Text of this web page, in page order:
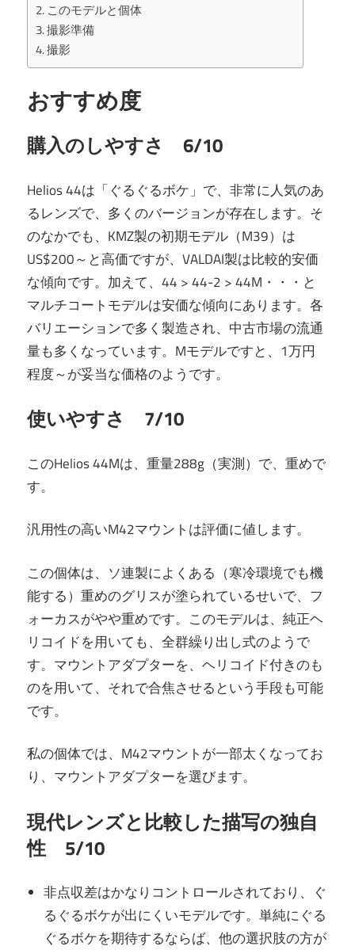
このモデルと個体
撮影準備
撮影
おすすめ度
購入のしやすさ 6/10
Helios 44は「ぐるぐるボケ」で、非常に人気のあ
るレンズで、多くのバージョンが存在します。そ
のなかでも、KMZ製の初期モデル（M39）は
US$200～と高価ですが、VALDAI製は比較的安価
な傾向です。加えて、44 > 44-2 > 44M・・・と
マルチコートモデルは安価な傾向にあります。各
バリエーションで多く製造され、中古市場の流通
量も多くなっています。Mモデルですと、1万円
程度～が妥当な価格のようです。
使いやすさ 7/10
このHelios 44Mは、重量288g（実測）で、重めで
す。
汎用性の高いM42マウントは評価に値します。
この個体は、ソ連製によくある（寒冷環境でも機
能する）重めのグリスが塗られているせいで、フ
ォーカスがやや重めです。このモデルは、純正ヘ
リコイドを用いても、全群繰り出し式のようで
す。マウントアダプターを、ヘリコイド付きのも
のを用いて、それで合焦させるという手段も可能
です。
私の個体では、M42マウントが一部太くなってお
り、マウントアダプターを選びます。
現代レンズと比較した描写の独自
性 5/10
非点収差はかなりコントロールされており、ぐ
るぐるボケが出にくいモデルです。単純にぐる
ぐるボケを期待するならば、他の選択肢の方が